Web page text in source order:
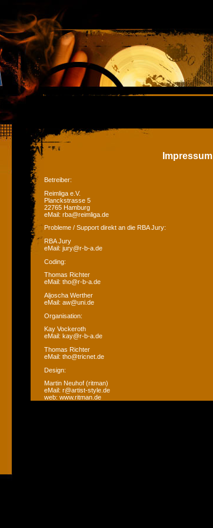
Impressum
Betreiber:
Reimliga e.V.
Planckstrasse 5
22765 Hamburg
eMail: rba@reimliga.de
Probleme / Support direkt an die RBA Jury:
RBA Jury
eMail: jury@r-b-a.de
Coding:
Thomas Richter
eMail: tho@r-b-a.de
Aljoscha Werther
eMail: aw@uni.de
Organisation:
Kay Vockeroth
eMail: kay@r-b-a.de
Thomas Richter
eMail: tho@tricnet.de
Design:
Martin Neuhof (ritman)
eMail: r@artist-style.de
web: www.ritman.de